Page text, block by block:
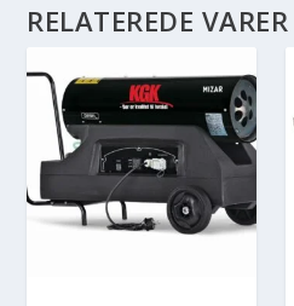
RELATEREDE VARER